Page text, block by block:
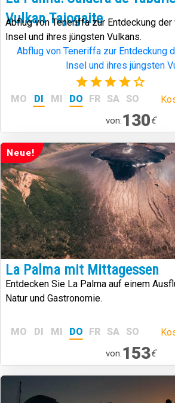
Vulkan Tajogaite
Abflug von Teneriffa zur Entdeckung
Insel und ihres jüngsten Vulkans.
Abflug von Teneriffa zur Entdeckung
Insel und ihres jüngsten
(24)
MO DI MI DO FR SA SO
von:130€
Neue!
La Palma mit Mittagessen
Entdecken Sie La Palma auf einem
Natur und Gastronomie.
MO DI MI DO FR SA SO
von:153€